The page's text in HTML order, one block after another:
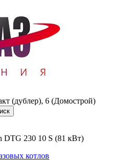
(дублер), 6 (Домострой)
DTG 230 10 S (81 кВт)